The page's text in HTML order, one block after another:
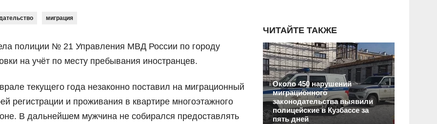
миграция
полиции № 21 Управления МВД России по городу
на учёт по месту пребывания иностранцев.
текущего года незаконно поставил на миграционный
регистрации и проживания в квартире многоэтажного
В дальнейшем мужчина не собирался предоставлять
ЧИТАЙТЕ ТАКЖЕ
Около 450 нарушений
миграционного
законодательства выявили
полицейские в Кузбассе за
пять дней